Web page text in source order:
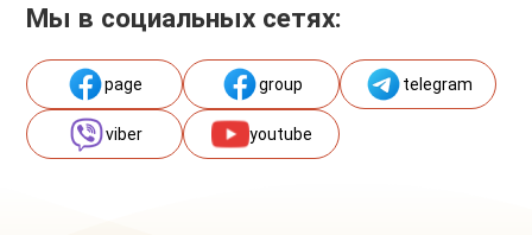
Мы в социальных сетях:
page group telegram
viber youtube